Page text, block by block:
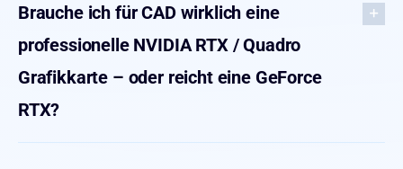
Brauche ich für CAD wirklich eine
professionelle NVIDIA RTX / Quadro
Grafikkarte – oder reicht eine GeForce
RTX?